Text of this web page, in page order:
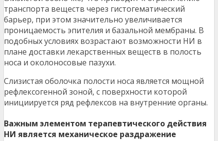
транспорта веществ через гистогематический
барьер, при этом значительно увеличивается
проницаемость эпителия и базальной мембраны. В
подобных условиях возрастают возможности НИ в
плане доставки лекарственных веществ в полость
носа и околоносовые пазухи.
Слизистая оболочка полости носа является мощной
рефлексогенной зоной, с поверхности которой
инициируется ряд рефлексов на внутренние органы.
Важным элементом терапевтического действия
НИ является механическое раздражение